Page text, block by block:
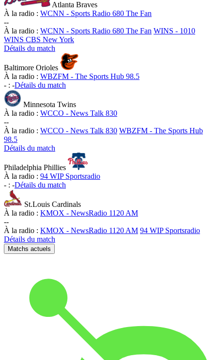
Atlanta Braves
À la radio : WCNN - Sports Radio 680 The Fan
--
À la radio : WCNN - Sports Radio 680 The Fan WINS - 1010
WINS CBS New York
Détails du match
Baltimore Orioles
À la radio : WBZFM - The Sports Hub 98.5
- : -Détails du match
Minnesota Twins
À la radio : WCCO - News Talk 830
--
À la radio : WCCO - News Talk 830 WBZFM - The Sports Hub
98.5
Détails du match
Philadelphia Phillies
À la radio : 94 WIP Sportsradio
- : -Détails du match
St.Louis Cardinals
À la radio : KMOX - NewsRadio 1120 AM
--
À la radio : KMOX - NewsRadio 1120 AM 94 WIP Sportsradio
Détails du match
Matchs actuels